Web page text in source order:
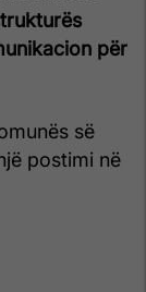
për
së
postimi në